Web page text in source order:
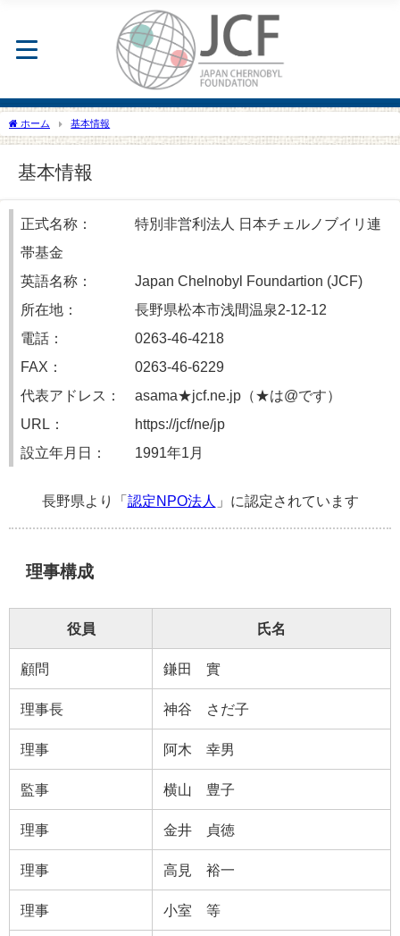
ホーム 基本情報
基本情報
正式名称：
特別非営利法人 日本チェルノブイリ連
帯基金
英語名称：
Japan Chelnobyl Foundartion (JCF)
所在地：
長野県松本市浅間温泉2-12-12
電話：
0263-46-4218
FAX：
0263-46-6229
代表アドレス：
asama★jcf.ne.jp（★は@です）
URL：
https://jcf/ne/jp
設立年月日：
1991年1月
長野県より「 認定NPO法人 」に認定されています
理事構成
役員 氏名
顧問 鎌田 實
理事長 神谷 さだ子
理事 阿木 幸男
監事 横山 豊子
理事 金井 貞徳
理事 高見 裕一
理事 小室 等